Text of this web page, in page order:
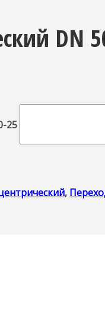
DN
25
,